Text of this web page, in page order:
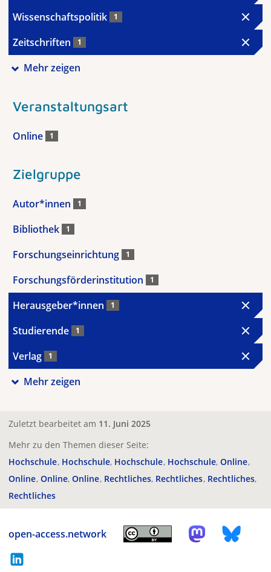
Wissenschaftspolitik 1
Zeitschriften 1
Mehr zeigen
Veranstaltungsart
Online 1
Zielgruppe
Autor*innen 1
Bibliothek 1
Forschungseinrichtung 1
Forschungsförderinstitution 1
Herausgeber*innen 1
Studierende 1
Verlag 1
Mehr zeigen
Zuletzt bearbeitet am 11. Juni 2025
Mehr zu den Themen dieser Seite:
Hochschule Hochschule Hochschule Hochschule Online
Online Online Online Rechtliches Rechtliches Rechtliches
Rechtliches
open-access.network